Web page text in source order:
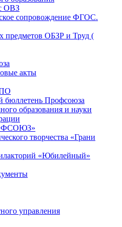
ОВЗ
сопровождение ФГОС.
предметов ОБЗР и Труд (
акты
Профсоюза
образования и науки
творчества «Грани
«Юбилейный»
управления